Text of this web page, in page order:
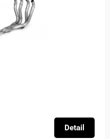
Detail